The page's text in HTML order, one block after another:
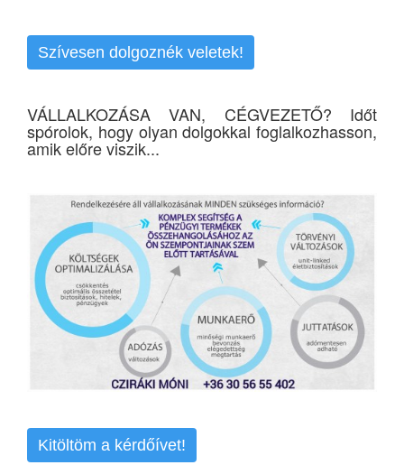
Szívesen dolgoznék veletek!
VÁLLALKOZÁSA VAN, CÉGVEZETŐ? Időt
spórolok, hogy olyan dolgokkal foglalkozhasson,
amik előre viszik...
Kitöltöm a kérdőívet!